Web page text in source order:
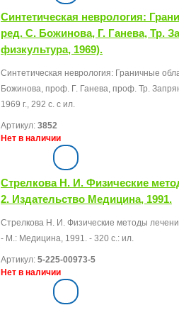
Синтетическая неврология:
ред. С. Божинова, Г. Ганева, Тр.
физкультура, 1969).
Синтетическая неврология: Граничные
Божинова, проф. Г. Ганева, проф. Тр.
1969 г., 292 с. с ил.
Артикул: 3852
Нет в наличии
Стрелкова Н. И. Физические
2. Издательство Медицина, 1991.
Стрелкова Н. И. Физические методы
- М.: Медицина, 1991. - 320 с.: ил.
Артикул: 5-225-00973-5
Нет в наличии